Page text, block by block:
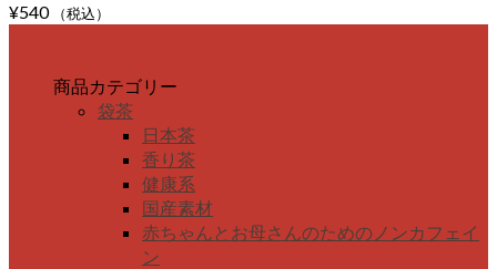
¥540 （税込）
商品カテゴリー
袋茶
日本茶
香り茶
健康系
国産素材
赤ちゃんとお母さんのためのノンカフェイ
ン